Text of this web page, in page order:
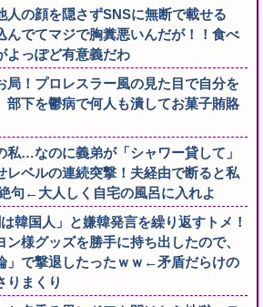
人の顔を隠さずSNSに無断で載せる
んでてマジで胸糞悪いんだが！！食べ
よっぽど有意義だわ
局！プロレスラー風の見た目で自分を
部下を鬱病で何人も潰してお菓子賄賂
私…なのに義弟が「シャワー貸して」
レベルの連続突撃！夫経由で断ると私
句←大人しく自宅の風呂に入れよ
韓国人」と嫌韓発言を繰り返すトメ！
様グッズを勝手に持ち出したので、
」で撃退したったｗｗ←矛盾だらけの
りまくり